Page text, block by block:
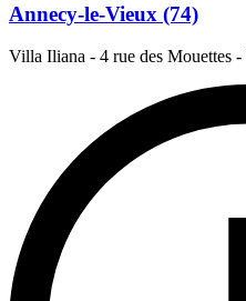
Annecy-le-Vieux (74)
Villa Iliana - 4 rue des Mouettes -